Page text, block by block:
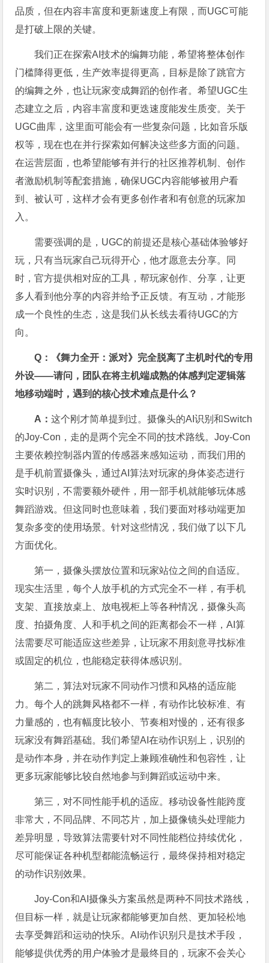
品质，但在内容丰富度和更新速度上有限，而UGC可能
是打破上限的关键。
我们正在探索AI技术的编舞功能，希望将整体创作
门槛降得更低，生产效率提得更高，目标是除了跳官方
的编舞之外，也让玩家变成舞蹈的创作者。希望UGC生
态建立之后，内容丰富度和更迭速度能发生质变。关于
UGC曲库，这里面可能会有一些复杂问题，比如音乐版
权等，现在也在并行探索如何解决这些多方面的问题。
在运营层面，也希望能够有并行的社区推荐机制、创作
者激励机制等配套措施，确保UGC内容能够被用户看
到、被认可，这样才会有更多创作者和有创意的玩家加
入。
需要强调的是，UGC的前提还是核心基础体验够好
玩，只有当玩家自己玩得开心，他才愿意去分享。同
时，官方提供相对应的工具，帮玩家创作、分享，让更
多人看到他分享的内容并给予正反馈。有互动，才能形
成一个良性的生态，这是我们从长线去看待UGC的方
向。
Q：《舞力全开：派对》完全脱离了主机时代的专用
外设——请问，团队在将主机端成熟的体感判定逻辑落
地移动端时，遇到的核心技术难点是什么？
A：这个刚才简单提到过。摄像头的AI识别和Switch
的Joy-Con，走的是两个完全不同的技术路线。Joy-Con
主要依赖控制器内置的传感器来感知运动，而我们用的
是手机前置摄像头，通过AI算法对玩家的身体姿态进行
实时识别，不需要额外硬件，用一部手机就能够玩体感
舞蹈游戏。但这同时也意味着，我们要面对移动端更加
复杂多变的使用场景。针对这些情况，我们做了以下几
方面优化。
第一，摄像头摆放位置和玩家站位之间的自适应。
现实生活里，每个人放手机的方式完全不一样，有手机
支架、直接放桌上、放电视柜上等各种情况，摄像头高
度、拍摄角度、人和手机之间的距离都会不一样，AI算
法需要尽可能适应这些差异，让玩家不用刻意寻找标准
或固定的机位，也能稳定获得体感识别。
第二，算法对玩家不同动作习惯和风格的适应能
力。每个人的跳舞风格都不一样，有动作比较标准、有
力量感的，也有幅度比较小、节奏相对慢的，还有很多
玩家没有舞蹈基础。我们希望AI在动作识别上，识别的
是动作本身，并在动作判定上兼顾准确性和包容性，让
更多玩家能够比较自然地参与到舞蹈或运动中来。
第三，对不同性能手机的适应。移动设备性能跨度
非常大，不同品牌、不同芯片，加上摄像镜头处理能力
差异明显，导致算法需要针对不同性能档位持续优化，
尽可能保证各种机型都能流畅运行，最终保持相对稳定
的动作识别效果。
Joy-Con和AI摄像头方案虽然是两种不同技术路线，
但目标一样，就是让玩家都能够更加自然、更加轻松地
去享受舞蹈和运动的快乐。AI动作识别只是技术手段，
能够提供优秀的用户体验才是最终目的，玩家不会关心